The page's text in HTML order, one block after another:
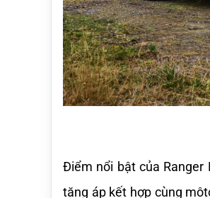
Điểm nổi bật của Ranger
tăng áp kết hợp cùng